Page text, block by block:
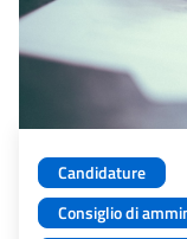
Candidature
Consiglio di